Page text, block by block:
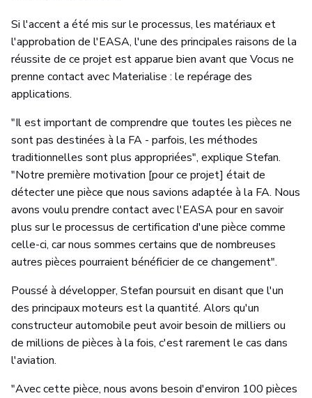
Si l'accent a été mis sur le processus, les matériaux et
l'approbation de l'EASA, l'une des principales raisons de la
réussite de ce projet est apparue bien avant que Vocus ne
prenne contact avec Materialise : le repérage des
applications.
"Il est important de comprendre que toutes les pièces ne
sont pas destinées à la FA - parfois, les méthodes
traditionnelles sont plus appropriées", explique Stefan.
"Notre première motivation [pour ce projet] était de
détecter une pièce que nous savions adaptée à la FA. Nous
avons voulu prendre contact avec l'EASA pour en savoir
plus sur le processus de certification d'une pièce comme
celle-ci, car nous sommes certains que de nombreuses
autres pièces pourraient bénéficier de ce changement".
Poussé à développer, Stefan poursuit en disant que l'un
des principaux moteurs est la quantité. Alors qu'un
constructeur automobile peut avoir besoin de milliers ou
de millions de pièces à la fois, c'est rarement le cas dans
l'aviation.
"Avec cette pièce, nous avons besoin d'environ 100 pièces